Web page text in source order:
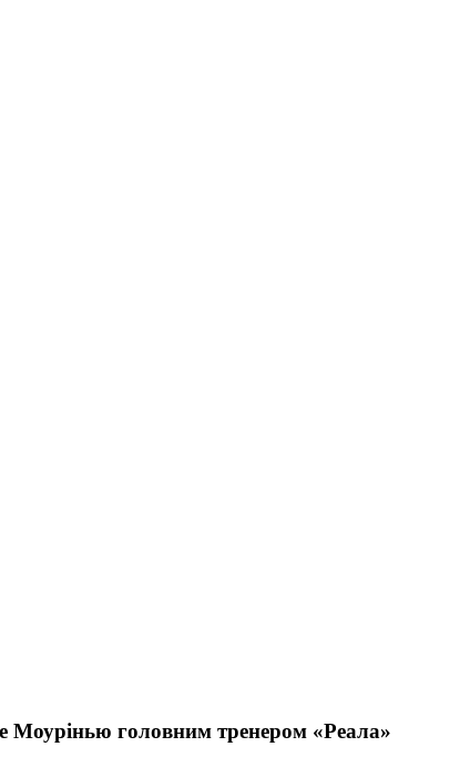
Моурінью головним тренером «Реала»